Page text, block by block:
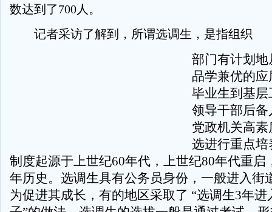
数达到了700人。
记者采访了解到，所谓选调生，是指组织
部门有计划
品学兼优的
毕业生到基
领导干部后
党政机关高
选进行重点
制度起源于上世纪60年代，上世纪80年代重启
年历史。选调生具有公务员身份，一般进入街
为促进其成长，有的地区采取了 “选调生3年